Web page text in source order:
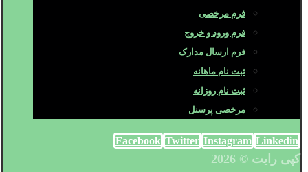
فرم مرخصی
فرم ورود و خروج
فرم ارسال مدارک
ثبت نام ماهانه
ثبت نام روزانه
مرخصی پرسنل
Facebook Twitter Instagram Linkedin
کپی رایت © 2026